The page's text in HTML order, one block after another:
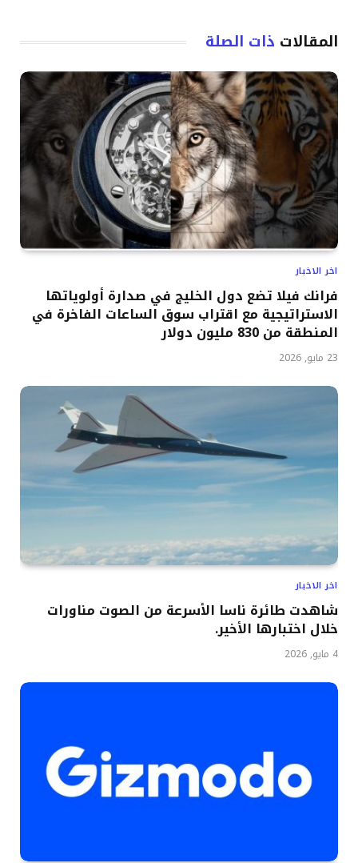
المقالات ذات الصلة
اخر الاخبار
فرانك فيلا تضع دول الخليج في صدارة أولوياتها
الاستراتيجية مع اقتراب سوق الساعات الفاخرة في
المنطقة من 830 مليون دولار
23 مايو, 2026
اخر الاخبار
شاهدت طائرة ناسا الأسرعة من الصوت مناورات
خلال اختبارها الأخير.
4 مايو, 2026